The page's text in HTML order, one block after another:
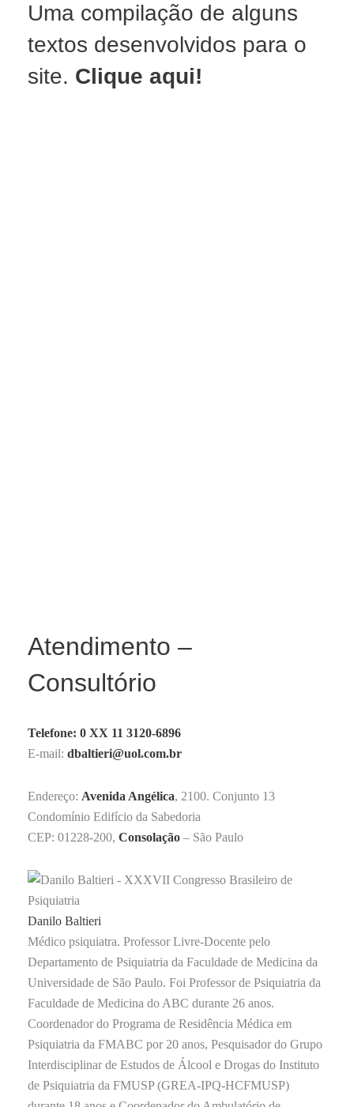
2
Uma compilação de alguns
textos desenvolvidos para o
site. Clique aqui!
Atendimento –
Consultório
Telefone: 0 XX 11 3120-6896
E-mail: dbaltieri@uol.com.br
Endereço: Avenida Angélica, 2100. Conjunto 13
Condomínio Edifício da Sabedoria
CEP: 01228-200, Consolação – São Paulo
Danilo Baltieri
Médico psiquiatra. Professor Livre-Docente pelo
Departamento de Psiquiatria da Faculdade de Medicina da
Universidade de São Paulo. Foi Professor de Psiquiatria da
Faculdade de Medicina do ABC durante 26 anos.
Coordenador do Programa de Residência Médica em
Psiquiatria da FMABC por 20 anos, Pesquisador do Grupo
Interdisciplinar de Estudos de Álcool e Drogas do Instituto
de Psiquiatria da FMUSP (GREA-IPQ-HCFMUSP)